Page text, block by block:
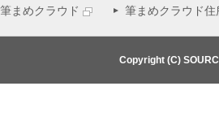
筆まめクラウド 筆まめクラウド住
Copyright (C)